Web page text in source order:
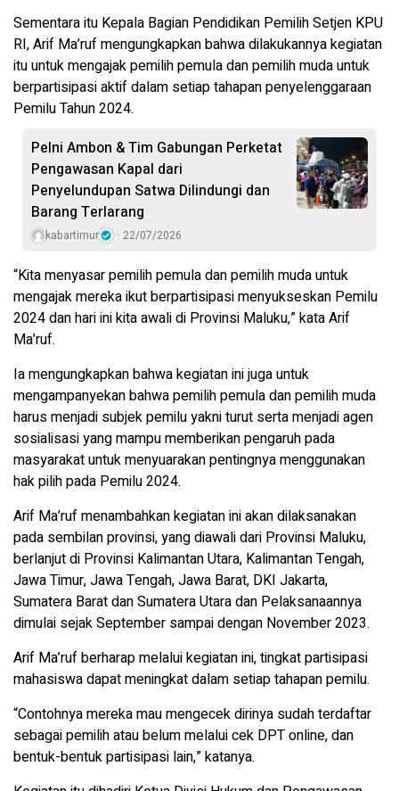
Sementara itu Kepala Bagian Pendidikan Pemilih Setjen KPU
RI, Arif Ma’ruf mengungkapkan bahwa dilakukannya kegiatan
itu untuk mengajak pemilih pemula dan pemilih muda untuk
berpartisipasi aktif dalam setiap tahapan penyelenggaraan
Pemilu Tahun 2024.
Pelni Ambon & Tim Gabungan Perketat
Pengawasan Kapal dari
Penyelundupan Satwa Dilindungi dan
Barang Terlarang
kabartimur 22/07/2026
“Kita menyasar pemilih pemula dan pemilih muda untuk
mengajak mereka ikut berpartisipasi menyukseskan Pemilu
2024 dan hari ini kita awali di Provinsi Maluku,” kata Arif
Ma’ruf.
Ia mengungkapkan bahwa kegiatan ini juga untuk
mengampanyekan bahwa pemilih pemula dan pemilih muda
harus menjadi subjek pemilu yakni turut serta menjadi agen
sosialisasi yang mampu memberikan pengaruh pada
masyarakat untuk menyuarakan pentingnya menggunakan
hak pilih pada Pemilu 2024.
Arif Ma’ruf menambahkan kegiatan ini akan dilaksanakan
pada sembilan provinsi, yang diawali dari Provinsi Maluku,
berlanjut di Provinsi Kalimantan Utara, Kalimantan Tengah,
Jawa Timur, Jawa Tengah, Jawa Barat, DKI Jakarta,
Sumatera Barat dan Sumatera Utara dan Pelaksanaannya
dimulai sejak September sampai dengan November 2023.
Arif Ma’ruf berharap melalui kegiatan ini, tingkat partisipasi
mahasiswa dapat meningkat dalam setiap tahapan pemilu.
“Contohnya mereka mau mengecek dirinya sudah terdaftar
sebagai pemilih atau belum melalui cek DPT online, dan
bentuk-bentuk partisipasi lain,” katanya.